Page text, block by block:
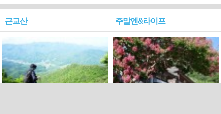
근교산 주말엔&라이프